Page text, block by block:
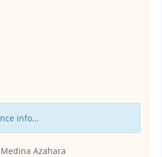
info...
Azahara